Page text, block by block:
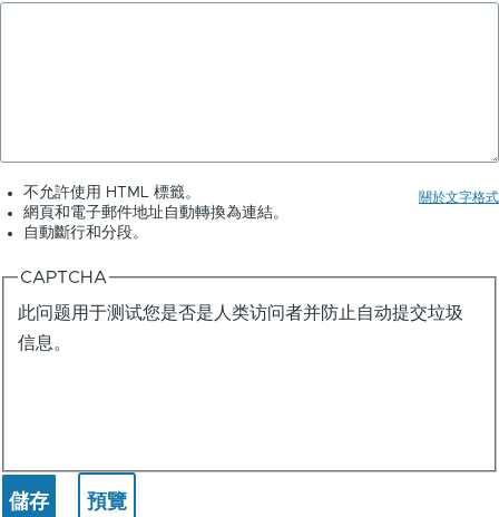
關於文字格式
不允許使用 HTML 標籤。
網頁和電子郵件地址自動轉換為連結。
自動斷行和分段。
CAPTCHA
此问题用于测试您是否是人类访问者并防止自动提交垃圾
信息。